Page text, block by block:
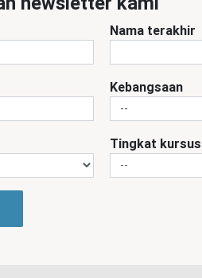
Nama terakhir
Kebangsaan
Tingkat kursus